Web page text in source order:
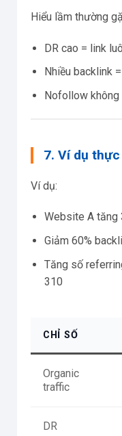
Hiểu lầm thường
DR cao = link
Nhiều backlink
Nofollow không
7. Ví dụ
Ví dụ:
Website A tăng
Giảm 60%
Tăng số
310
CHỈ SỐ
Organic
traffic
DR